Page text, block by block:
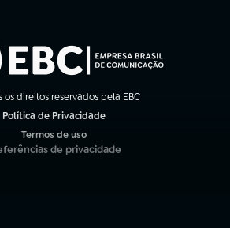
os direitos reservados pela EBC
Política de Privacidade
Termos de uso
(abre em nova aba)
de privacidade